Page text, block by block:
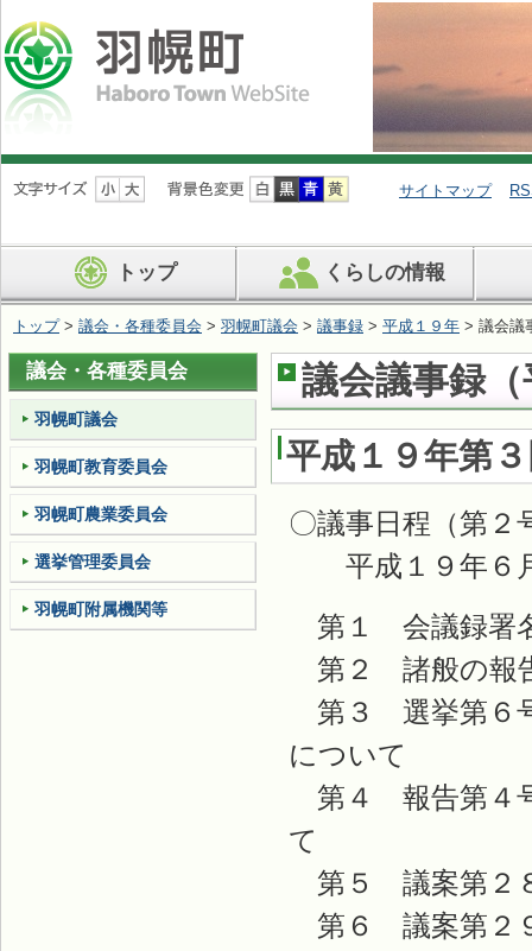
ナ
ビ
ン
を
ば
す
サイトマップ
トップ くらしの情報
トップ> 議会・各種委員会 > 羽幌町議会 > 議事録 > 平成１９年 > 議会議
議会議事録
平成１９年第
〇議事日程（第２
平成１９年６月
第１ 会議録署
第２ 諸般の報
第３ 選挙第６
について
第４ 報告第４
て
第５ 議案第２
第６ 議案第２
議会・各種委員会
羽幌町議会
羽幌町教育委員会
羽幌町農業委員会
選挙管理委員会
羽幌町附属機関等